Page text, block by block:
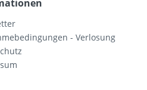
- Verlosung